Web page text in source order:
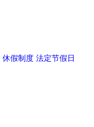
休假制度 法定节假日